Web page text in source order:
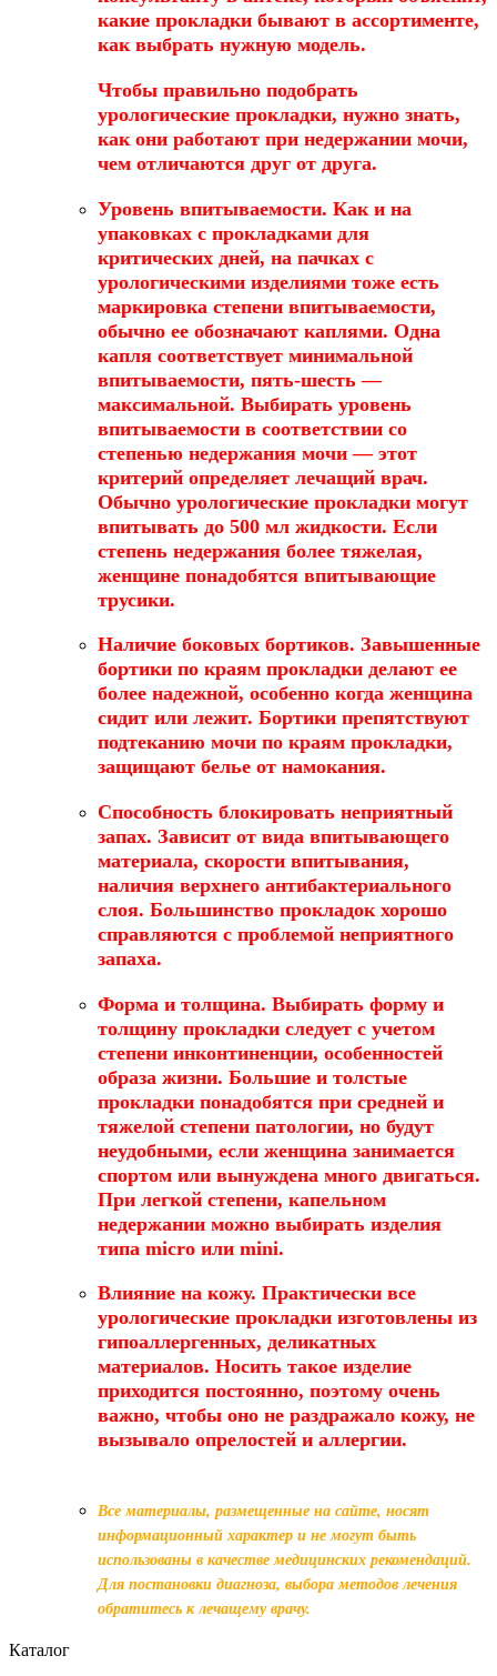
какие прокладки бывают в ассортименте,
как выбрать нужную модель.
Чтобы правильно подобрать
урологические прокладки, нужно знать,
как они работают при недержании мочи,
чем отличаются друг от друга.
Уровень впитываемости. Как и на
упаковках с прокладками для
критических дней, на пачках с
урологическими изделиями тоже есть
маркировка степени впитываемости,
обычно ее обозначают каплями. Одна
капля соответствует минимальной
впитываемости, пять-шесть —
максимальной. Выбирать уровень
впитываемости в соответствии со
степенью недержания мочи — этот
критерий определяет лечащий врач.
Обычно урологические прокладки могут
впитывать до 500 мл жидкости. Если
степень недержания более тяжелая,
женщине понадобятся впитывающие
трусики.
Наличие боковых бортиков. Завышенные
бортики по краям прокладки делают ее
более надежной, особенно когда женщина
сидит или лежит. Бортики препятствуют
подтеканию мочи по краям прокладки,
защищают белье от намокания.
Способность блокировать неприятный
запах. Зависит от вида впитывающего
материала, скорости впитывания,
наличия верхнего антибактериального
слоя. Большинство прокладок хорошо
справляются с проблемой неприятного
запаха.
Форма и толщина. Выбирать форму и
толщину прокладки следует с учетом
степени инконтиненции, особенностей
образа жизни. Большие и толстые
прокладки понадобятся при средней и
тяжелой степени патологии, но будут
неудобными, если женщина занимается
спортом или вынуждена много двигаться.
При легкой степени, капельном
недержании можно выбирать изделия
типа micro или mini.
Влияние на кожу. Практически все
урологические прокладки изготовлены из
гипоаллергенных, деликатных
материалов. Носить такое изделие
приходится постоянно, поэтому очень
важно, чтобы оно не раздражало кожу, не
вызывало опрелостей и аллергии.
Все материалы, размещенные на сайте, носят
информационный характер и не могут быть
использованы в качестве медицинских рекомендаций.
Для постановки диагноза, выбора методов лечения
обратитесь к лечащему врачу.
Каталог